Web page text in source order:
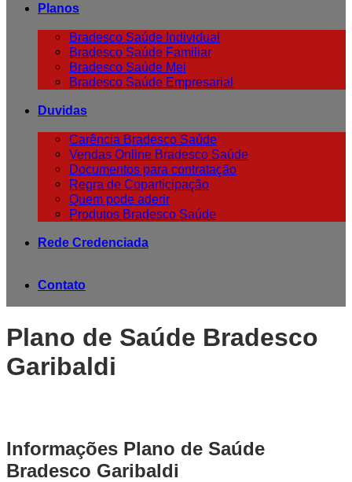
Planos
Bradesco Saúde Individual
Bradesco Saúde Familiar
Bradesco Saúde Mei
Bradesco Saúde Empresarial
Duvidas
Carência Bradesco Saúde
Vendas Online Bradesco Saúde
Documentos para contratação
Regra de Coparticipação
Quem pode aderir
Produtos Bradesco Saúde
Rede Credenciada
Contato
Plano de Saúde Bradesco
Garibaldi
Informações Plano de Saúde
Bradesco Garibaldi